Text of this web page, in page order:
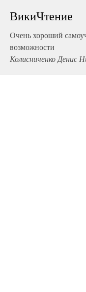
ВикиЧтение
Очень хороший
возможности
Колисниченко Денис